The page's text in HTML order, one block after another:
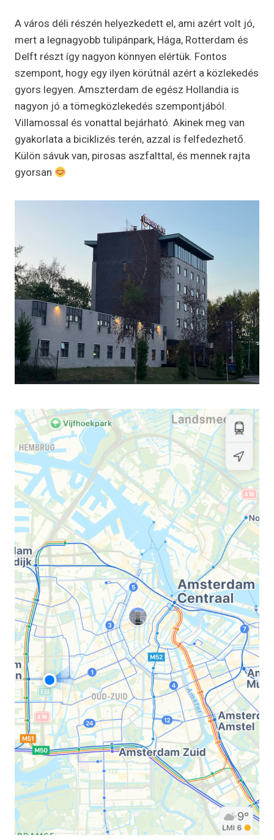
A város déli részén helyezkedett el, ami azért volt jó,
mert a legnagyobb tulipánpark, Hága, Rotterdam és
Delft részt így nagyon könnyen elértük. Fontos
szempont, hogy egy ilyen körútnál azért a közlekedés
gyors legyen. Amszterdam de egész Hollandia is
nagyon jó a tömegközlekedés szempontjából.
Villamossal és vonattal bejárható. Akinek meg van
gyakorlata a biciklizés terén, azzal is felfedezhető.
Külön sávuk van, pirosas aszfalttal, és mennek rajta
gyorsan